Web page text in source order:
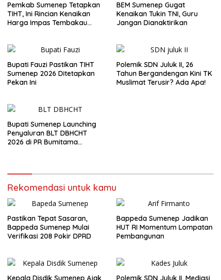
Pemkab Sumenep Tetapkan
TIHT, Ini Rincian Kenaikan
Harga Impas Tembakau
BEM Sumenep Gugat
Kenaikan Tukin TNI, Guru
Jangan Dianaktirikan
Bupati Fauzi Pastikan TIHT
Sumenep 2026 Ditetapkan
Pekan Ini
Polemik SDN Juluk II, 26
Tahun Bergandengan Kini TK
Muslimat Terusir? Ada Apa!
Bupati Sumenep Launching
Penyaluran BLT DBHCHT
2026 di PR Bumitama
Rekomendasi untuk kamu
Pastikan Tepat Sasaran,
Bappeda Sumenep Mulai
Verifikasi 208 Pokir DPRD
Bappeda Sumenep Jadikan
HUT RI Momentum Lompatan
Pembangunan
Kepala Disdik Sumenep Ajak Polemik SDN Juluk II, Mediasi